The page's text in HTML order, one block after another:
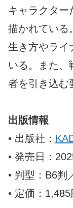
キャラクター
描かれている
生き方やライ
いる。また、
者を引き込む
出版情報
• 出版社：
• 発売日：
• 判型：B6判
• 定価：1,485